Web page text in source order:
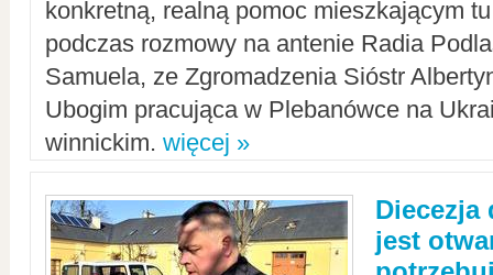
konkretną, realną pomoc mieszkającym
podczas rozmowy na antenie Radia
Samuela, ze Zgromadzenia Sióstr
Ubogim pracująca w Plebanówce na
winnickim. więcej »
Diecezja
jest